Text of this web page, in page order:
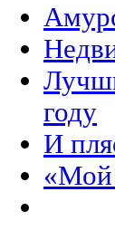
году
И
«Мой